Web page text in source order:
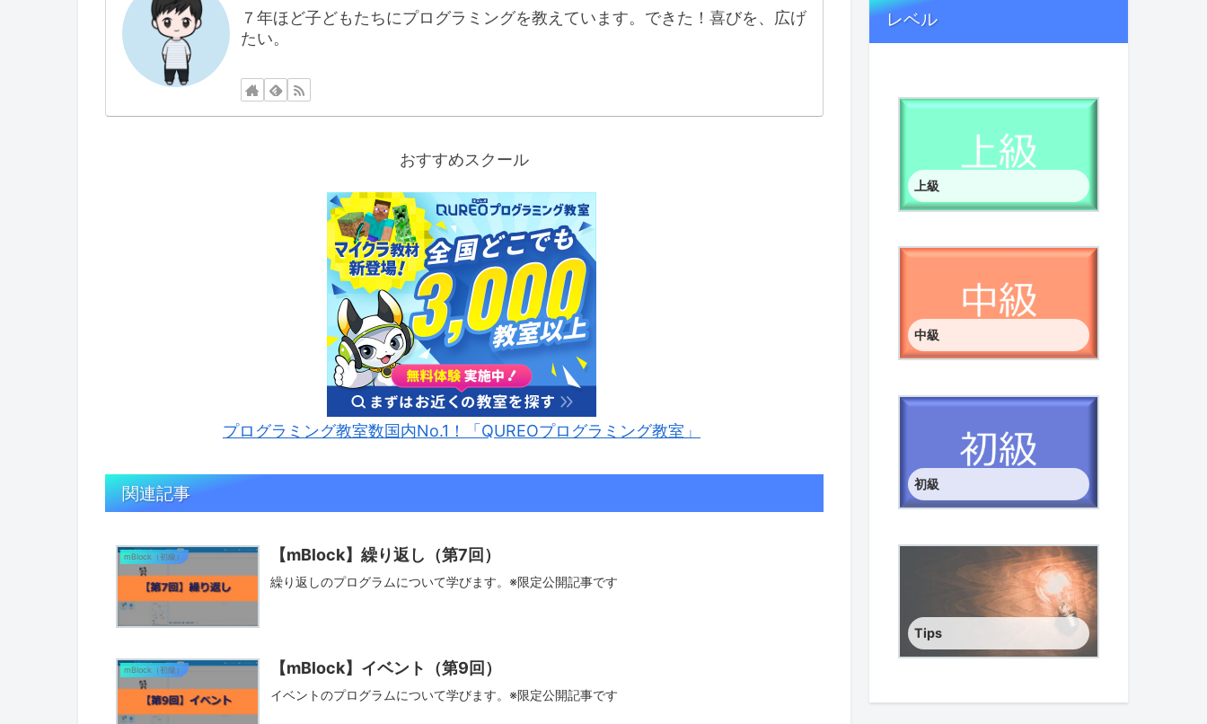
７年ほど子どもたちにプログラミングを教えています。できた！喜びを、広げ
たい。
おすすめスクール
プログラミング教室数国内No.1！「QUREOプログラミング教室」
関連記事
mBlock（初級） 【mBlock】繰り返し（第7回）
繰り返しのプログラムについて学びます。※限定公開記事です
mBlock（初級） 【mBlock】イベント（第9回）
イベントのプログラムについて学びます。※限定公開記事です
レベル
上級
中級
初級
Tips